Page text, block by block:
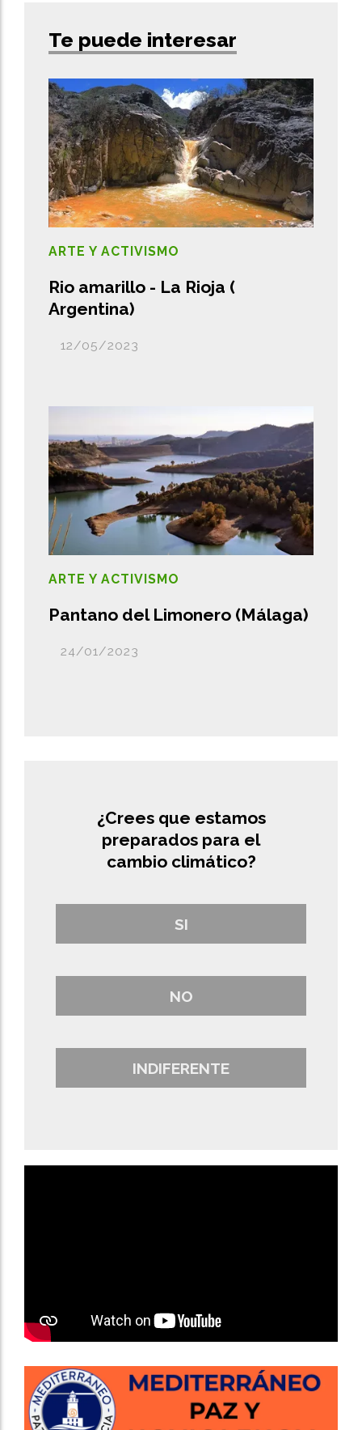
Te puede interesar
Rio amarillo - La Rioja (
Argentina)
ARTE Y ACTIVISMO
12/05/2023
Pantano del Limonero (Málaga)
ARTE Y ACTIVISMO
24/01/2023
¿Crees que estamos
preparados para el
cambio climático?
SI
NO
INDIFERENTE